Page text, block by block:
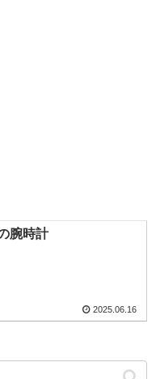
腕時計
2025.06.16